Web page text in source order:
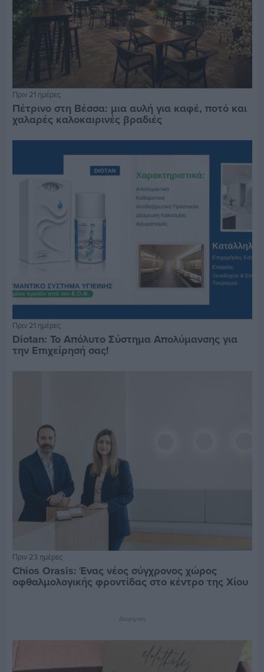
Πριν 21 ημέρες
Πέτρινο στη Βέσσα: μια αυλή για καφέ, ποτό και
χαλαρές καλοκαιρινές βραδιές
Πριν 21 ημέρες
Diotan: Το Απόλυτο Σύστημα Απολύμανσης για
την Επιχείρησή σας!
Πριν 23 ημέρες
Chios Orasis: Ένας νέος σύγχρονος χώρος
οφθαλμολογικής φροντίδας στο κέντρο της Χίου
Διαφήμιση